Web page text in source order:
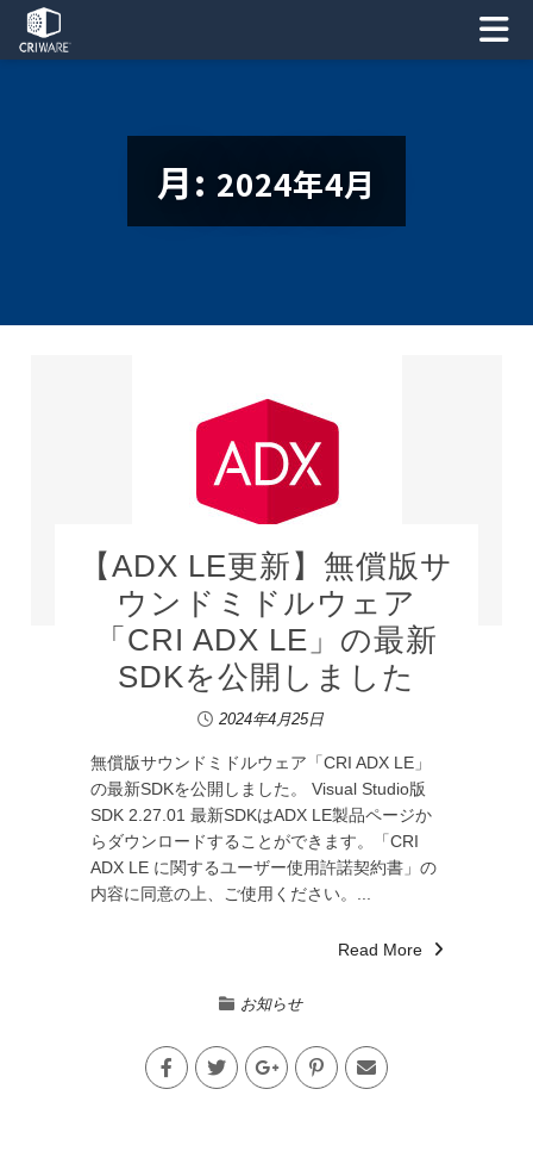
月: 2024年4月
【ADX LE更新】無償版サ
ウンドミドルウェア
「CRI ADX LE」の最新
SDKを公開しました
2024年4月25日
無償版サウンドミドルウェア「CRI ADX LE」
の最新SDKを公開しました。 Visual Studio版
SDK 2.27.01 最新SDKはADX LE製品ページか
らダウンロードすることができます。「CRI
ADX LE に関するユーザー使用許諾契約書」の
内容に同意の上、ご使用ください。...
Read More
お知らせ